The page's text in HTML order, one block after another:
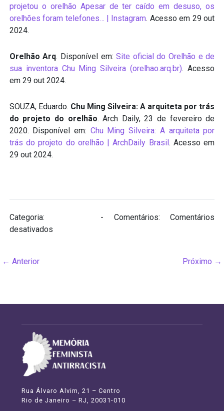
projetou o orelhão Apesar de ter caído em desuso, os
orelhões foram telefones… | Instagram. Acesso em 29 out
2024.
Orelhão Arq. Disponível em:Site oficial do Orelhão e de
sua inventora Chu Ming Silveira (orelhao.arq.br). Acesso
em 29 out 2024.
SOUZA, Eduardo. Chu Ming Silveira: A arquiteta por trás
do projeto do orelhão. Arch Daily, 23 de fevereiro de
2020. Disponível em: Chu Ming Silveira: A arquiteta por
trás do projeto do orelhão | ArchDaily Brasil . Acesso em
29 out 2024.
Categoria: - Comentários:Comentários
desativadosem
← Anterior Próximo →
Rua Álvaro Alvim, 21 – Centro
Rio de Janeiro – RJ, 20031-010